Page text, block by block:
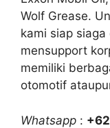
Wolf Grease.
kami siap siaga
mensupport
memiliki
otomotif
Whatsapp :